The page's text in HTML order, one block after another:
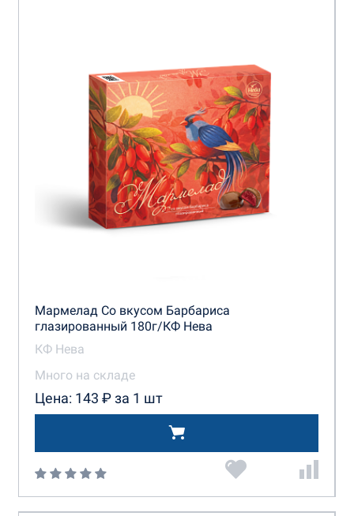
Мармелад Со вкусом Барбариса
глазированный 180г/КФ Нева
КФ Нева
Много на складе
Цена: 143 ₽ за 1 шт